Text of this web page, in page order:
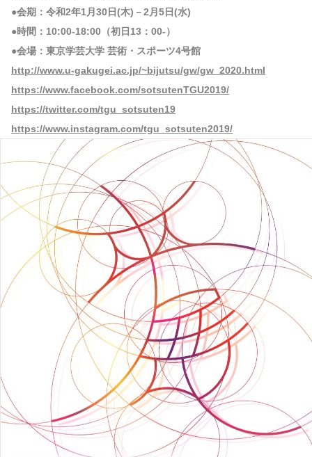
●会期：令和2年1月30日(木)－2月5日(水)
●時間：10:00-18:00（初日13：00-）
●会場：東京学芸大学 芸術・スポーツ4号館
http://www.u-gakugei.ac.jp/~bijutsu/gw/gw_2020.html
https://www.facebook.com/sotsutenTGU2019/
https://twitter.com/tgu_sotsuten19
https://www.instagram.com/tgu_sotsuten2019/